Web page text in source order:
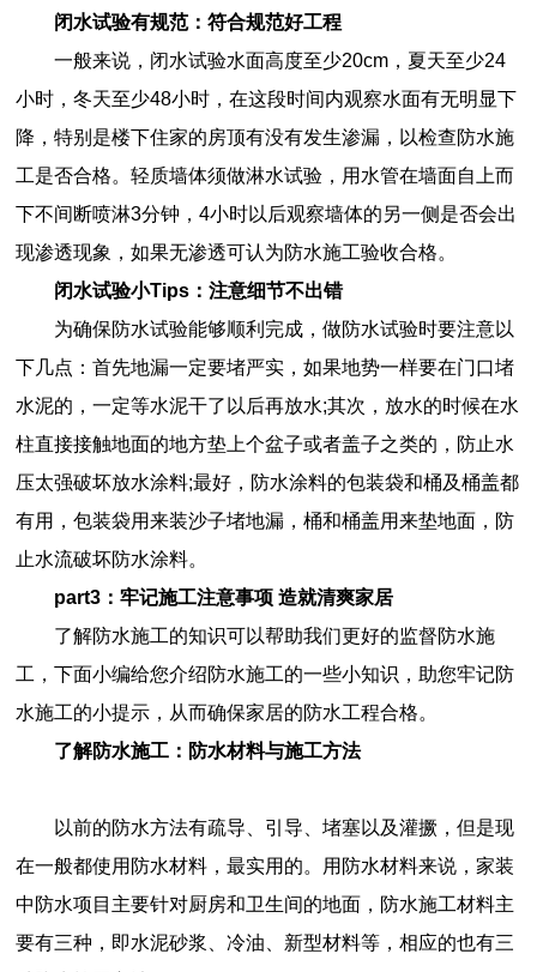
闭水试验有规范：符合规范好工程
一般来说，闭水试验水面高度至少20cm，夏天至少24
小时，冬天至少48小时，在这段时间内观察水面有无明显下
降，特别是楼下住家的房顶有没有发生渗漏，以检查防水施
工是否合格。轻质墙体须做淋水试验，用水管在墙面自上而
下不间断喷淋3分钟，4小时以后观察墙体的另一侧是否会出
现渗透现象，如果无渗透可认为防水施工验收合格。
闭水试验小Tips：注意细节不出错
为确保防水试验能够顺利完成，做防水试验时要注意以
下几点：首先地漏一定要堵严实，如果地势一样要在门口堵
水泥的，一定等水泥干了以后再放水;其次，放水的时候在水
柱直接接触地面的地方垫上个盆子或者盖子之类的，防止水
压太强破坏放水涂料;最好，防水涂料的包装袋和桶及桶盖都
有用，包装袋用来装沙子堵地漏，桶和桶盖用来垫地面，防
止水流破坏防水涂料。
part3：牢记施工注意事项 造就清爽家居
了解防水施工的知识可以帮助我们更好的监督防水施
工，下面小编给您介绍防水施工的一些小知识，助您牢记防
水施工的小提示，从而确保家居的防水工程合格。
了解防水施工：防水材料与施工方法
以前的防水方法有疏导、引导、堵塞以及灌撅，但是现
在一般都使用防水材料，最实用的。用防水材料来说，家装
中防水项目主要针对厨房和卫生间的地面，防水施工材料主
要有三种，即水泥砂浆、冷油、新型材料等，相应的也有三